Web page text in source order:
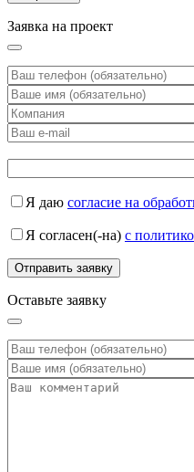
Заявка на проект
Я даю согласие на
Я согласен(-на) с
Оставьте заявку